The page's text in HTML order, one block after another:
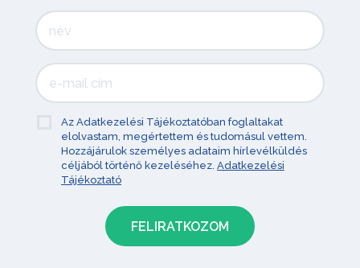
Az Adatkezelési Tájékoztatóban foglaltakat
elolvastam, megértettem és tudomásul vettem.
Hozzájárulok személyes adataim hírlevélküldés
céljából történő kezeléséhez. Adatkezelési
Tájékoztató